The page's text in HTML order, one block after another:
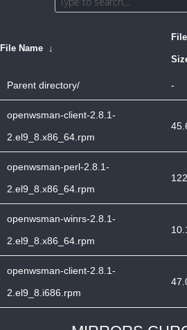
File Name ↓
File
Parent directory/ -
openwsman-client-2.8.1-
2.el9_8.x86_64.rpm
openwsman-perl-2.8.1-
2.el9_8.x86_64.rpm
openwsman-winrs-2.8.1-
2.el9_8.x86_64.rpm
openwsman-client-2.8.1-
2.el9_8.i686.rpm